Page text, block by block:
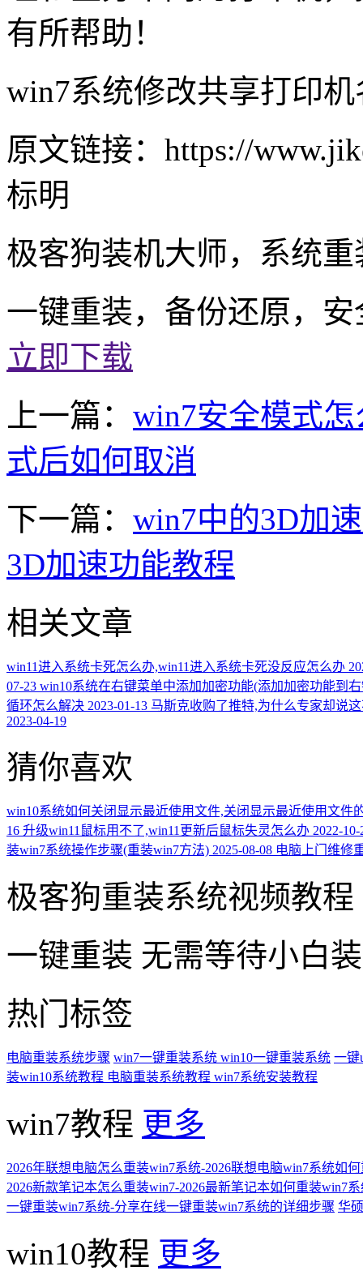
有所帮助！
win7系统修改共享打印
原文链接：https://
标明
极客狗装机大师，系统
一键重装，备份还原，
立即下载
上一篇： win7安全模式
式后如何取消
下一篇： win7中的3D加
3D加速功能教程
相关文章
win11进入系统卡死怎么办,win11进入系统卡死没反应怎么办
07-23 win10系统在右键菜单中添加加密功能(添加加密功能到
循环怎么解决 2023-01-13 马斯克收购了推特,为什么专家却说
2023-04-19
猜你喜欢
win10系统如何关闭显示最近使用文件,关闭显示最近使用文件
16 升级win11鼠标用不了,win11更新后鼠标失灵怎么办 2022-10-
装win7系统操作步骤(重装win7方法) 2025-08-08 电脑上门维修
极客狗重装系统视频教程
一键重装 无需等待小白
热门标签
电脑重装系统步骤 win7一键重装系统 win10一键重装系统 一键
装win10系统教程 电脑重装系统教程 win7系统安装教程
win7教程 更多
2026年联想电脑怎么重装win7系统-2026联想电脑win7系统如
2026新款笔记本怎么重装win7-2026最新笔记本如何重装win7
一键重装win7系统-分享在线一键重装win7系统的详细步骤 华
win10教程 更多